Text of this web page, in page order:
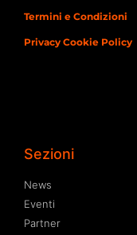
Termini e Condizioni
Privacy Cookie Policy
Sezioni
News
Eventi
Partner